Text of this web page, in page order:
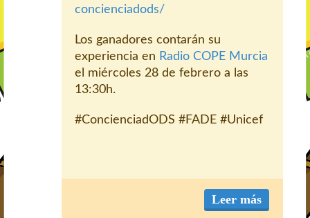
concienciadods/
Los ganadores contarán su
experiencia en Radio COPE Murcia
el miércoles 28 de febrero a las
13:30h.
#ConcienciadODS #FADE #Unicef
Leer más